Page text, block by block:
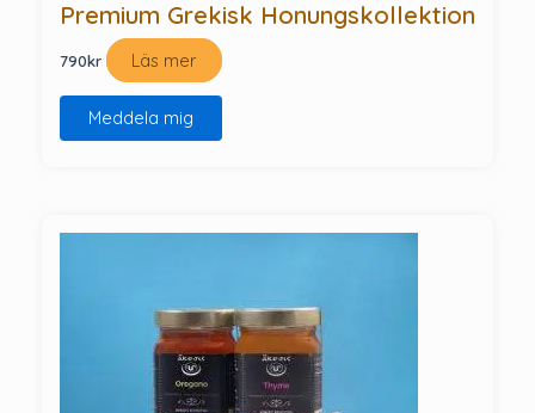
Premium Grekisk Honungskollektion
790kr Läs mer
Meddela mig